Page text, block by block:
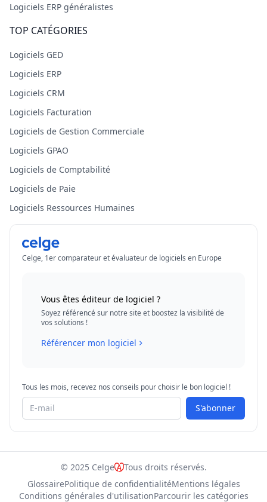
Logiciels ERP généralistes
TOP CATÉGORIES
Logiciels GED
Logiciels ERP
Logiciels CRM
Logiciels Facturation
Logiciels de Gestion Commerciale
Logiciels GPAO
Logiciels de Comptabilité
Logiciels de Paie
Logiciels Ressources Humaines
Celge, 1er comparateur et évaluateur de logiciels en Europe
Vous êtes éditeur de logiciel ?
Soyez référencé sur notre site et boostez la visibilité de
vos solutions !
Référencer mon logiciel
Tous les mois, recevez nos conseils pour choisir le bon logiciel !
S'abonner
© 2025 Celge
Tous droits réservés.
GlossairePolitique de confidentialitéMentions légales
Conditions générales d'utilisationParcourir les catégories